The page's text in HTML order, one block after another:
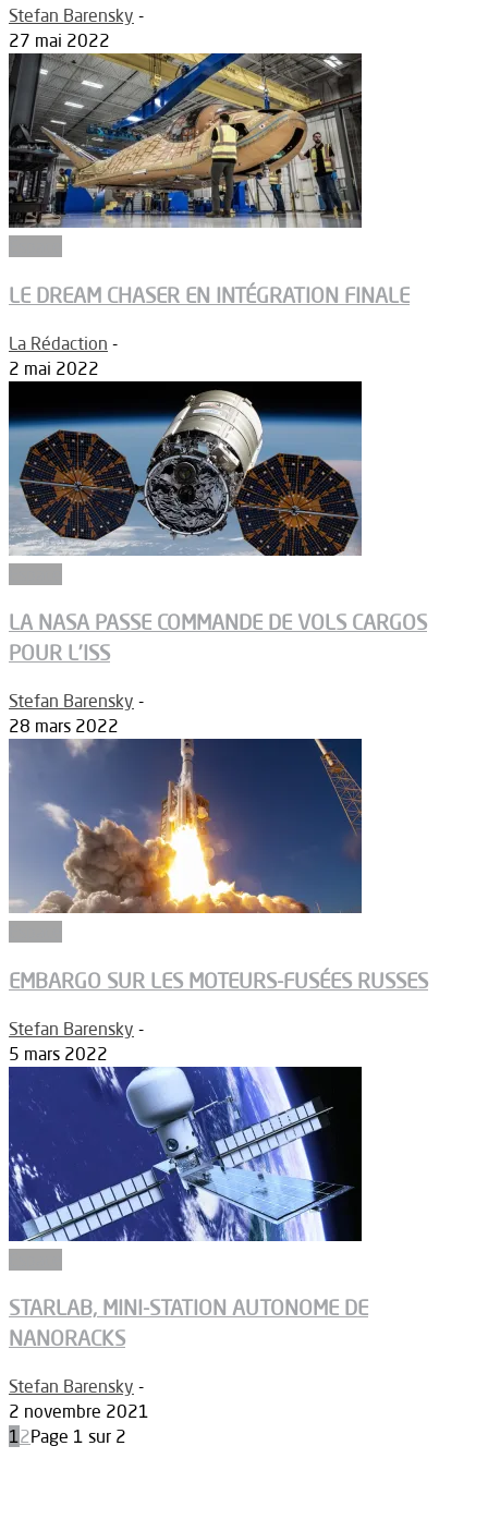
Stefan Barensky -
27 mai 2022
LE DREAM CHASER EN INTÉGRATION FINALE
La Rédaction -
2 mai 2022
LA NASA PASSE COMMANDE DE VOLS CARGOS
POUR L’ISS
Stefan Barensky -
28 mars 2022
EMBARGO SUR LES MOTEURS-FUSÉES RUSSES
Stefan Barensky -
5 mars 2022
STARLAB, MINI-STATION AUTONOME DE
NANORACKS
Stefan Barensky -
2 novembre 2021
12Page 1 sur 2